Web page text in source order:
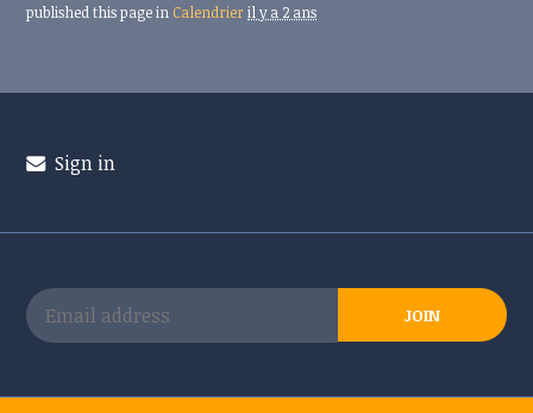
published this page in Calendrier il y a 2 ans
Sign in